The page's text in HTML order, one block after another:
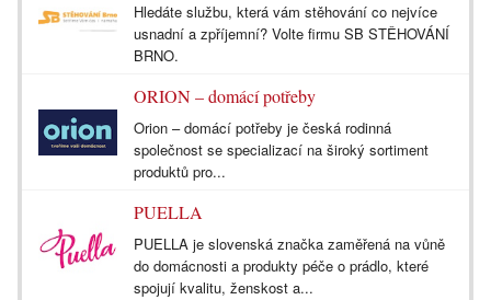
Hledáte službu, která vám stěhování co nejvíce
usnadní a zpříjemní? Volte firmu SB STĚHOVÁNÍ
BRNO.
ORION – domácí potřeby
Orion – domácí potřeby je česká rodinná
společnost se specializací na široký sortiment
produktů pro...
PUELLA
PUELLA je slovenská značka zaměřená na vůně
do domácnosti a produkty péče o prádlo, které
spojují kvalitu, ženskost a...